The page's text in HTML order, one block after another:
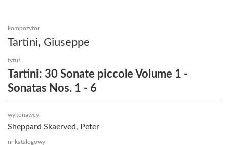
kompozytor
Tartini, Giuseppe
tytuł
Tartini: 30 Sonate piccole Volume 1 -
Sonatas Nos. 1 - 6
wykonawcy
Sheppard Skaerved, Peter
nr katalogowy